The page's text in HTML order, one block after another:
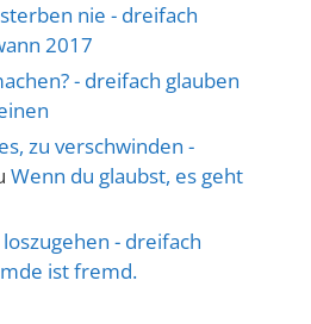
nie - dreifach
2017
- dreifach glauben
zu verschwinden -
Wenn du glaubst, es geht
- dreifach
ist fremd.